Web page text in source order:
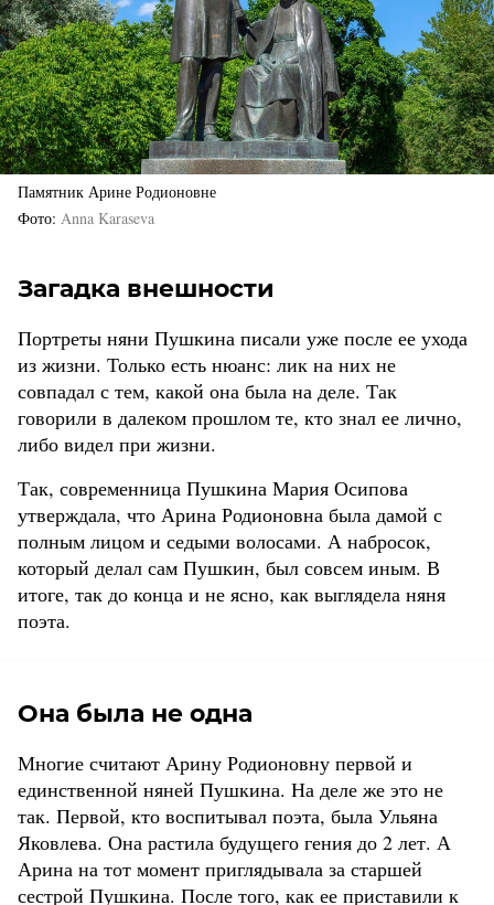
Памятник Арине Родионовне
Фото Anna Karaseva
Загадка внешности
Портреты няни Пушкина писали уже после ее ухода
из жизни. Только есть нюанс: лик на них не
совпадал с тем, какой она была на деле. Так
говорили в далеком прошлом те, кто знал ее лично,
либо видел при жизни.
Так, современница Пушкина Мария Осипова
утверждала, что Арина Родионовна была дамой с
полным лицом и седыми волосами. А набросок,
который делал сам Пушкин, был совсем иным. В
итоге, так до конца и не ясно, как выглядела няня
поэта.
Она была не одна
Многие считают Арину Родионовну первой и
единственной няней Пушкина. На деле же это не
так. Первой, кто воспитывал поэта, была Ульяна
Яковлева. Она растила будущего гения до 2 лет. А
Арина на тот момент приглядывала за старшей
сестрой Пушкина. После того, как ее приставили к